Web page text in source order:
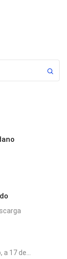
17 de...